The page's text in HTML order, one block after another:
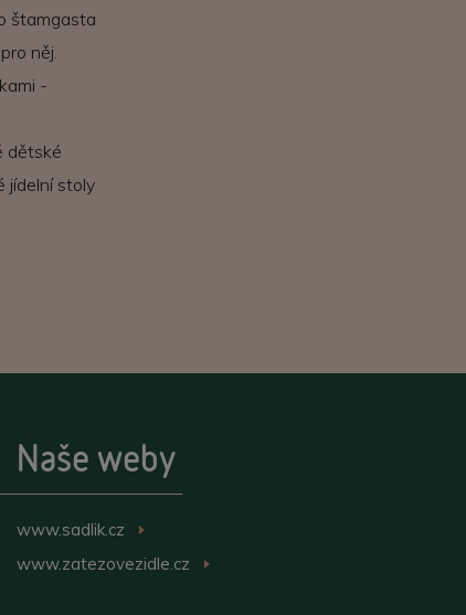
štamgasta
něj.
-
dětské
jídelní stoly
Naše weby
www.sadlik.cz
www.zatezovezidle.cz